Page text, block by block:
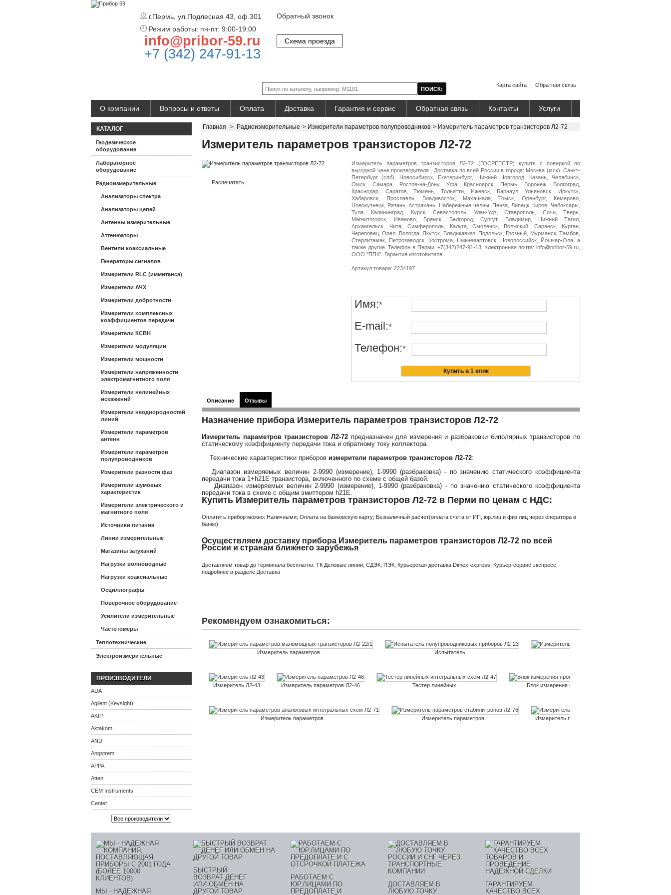
г.Пермь, ул.Подлесная 43, оф.301
Режим работы: пн-пт: 9:00-19:00
info@pribor-59.ru
+7 (342) 247-91-13
Обратный звонок
Схема проезда
Обратная связь
Карта сайта
О компании Вопросы и ответы Оплата Доставка Гарантия и сервис Обратная связь Контакты Услуги
КАТАЛОГ
Геодезическое
оборудование
Лабораторное
оборудование
Радиоизмерительные
Анализаторы спектра
Анализаторы цепей
Антенны измерительные
Аттенюаторы
Вентили коаксиальные
Генераторы сигналов
Измерители RLC (иммитанса)
Измерители АЧХ
Измерители добротности
Измерители комплексных
коэффициентов передачи
Измерители КСВН
Измерители модуляции
Измерители мощности
Измерители напряженности
электромагнитного поля
Измерители нелинейных
искажений
Измерители неоднородностей
линий
Измерители параметров
антенн
Измерители параметров
полупроводников
Измерители разности фаз
Измерители шумовых
характеристик
Измерители электрического и
магнитного поля
Источники питания
Линии измерительные
Магазины затуханий
Нагрузки волноводные
Нагрузки коаксиальные
Осциллографы
Поверочное оборудование
Усилители измерительные
Частотомеры
Теплотехнические
Электроизмерительные
ПРОИЗВОДИТЕЛИ
ADA
Agilent (Keysight)
AKIP
Aktakom
AND
Angstrem
APPA
Atten
CEM Instruments
Center
Главная > Радиоизмерительные > Измерители параметров полупроводников > Измеритель параметров транзисторов Л2-72
Измеритель параметров транзисторов Л2-72
Распечатать
Измеритель параметров транзисторов Л2-72 (ГОСРЕЕСТР) купить с поверкой по
выгодной цене производителя . Доставка по всей России в города: Москва (мск), Санкт-
Петербург (спб), Новосибирск, Екатеринбург, Нижний Новгород, Казань, Челябинск,
Омск, Самара, Ростов-на-Дону, Уфа, Красноярск, Пермь, Воронеж, Волгоград,
Краснодар, Саратов, Тюмень, Тольятти, Ижевск, Барнаул, Ульяновск, Иркутск,
Хабаровск, Ярославль, Владивосток, Махачкала, Томск, Оренбург, Кемерово,
Новокузнецк, Рязань, Астрахань, Набережные челны, Пенза, Липецк, Киров, Чебоксары,
Тула, Калининград, Курск, Севастополь, Улан-Удэ, Ставрополь, Сочи, Тверь,
Магнитогорск, Иваново, Брянск, Белгород, Сургут, Владимир, Нижний Тагил,
Архангельск, Чита, Симферополь, Калуга, Смоленск, Волжский, Саранск, Курган,
Череповец, Орел, Вологда, Якутск, Владикавказ, Подольск, Грозный, Мурманск, Тамбов,
Стерлитамак, Петрозаводск, Кострома, Нижневартовск, Новороссийск, Йошкар-Ола, а
также другие. Телефон в Перми: +7(342)247-91-13, электронная почта: info@pribor-59.ru,
ООО "ППК". Гарантия изготовителя.
Артикул товара: 2234197
Имя:*
E-mail:*
Телефон:*
Описание Отзывы
Назначение прибора Измеритель параметров транзисторов Л2-72
Измеритель параметров транзисторов Л2-72предназначен для измерения и разбраковки биполярных транзисторов по
статическому коэффициенту передачи тока и обратному току коллектора.
Технические характеристики приборов измерители параметров транзисторов Л2-72:
Диапазон измеряемых величин 2-9990 (измерение), 1-9990 (разбраковка) - по значению статического коэффициента
передачи тока 1+h21Е транзистора, включенного по схеме с общей базой.
Диапазон измеряемых величин 2-9990 (измерение), 1-9990 (разбраковка) - по значению статического коэффициента
передачи тока в схеме с общим эмиттером h21Е.
Купить Измеритель параметров транзисторов Л2-72 в Перми по ценам с НДС:
Оплатить прибор можно: Наличными; Оплата на банковскую карту; Безналичный расчет(оплата счета от ИП, юр.лиц и физ.лиц через оператора в
банке)
Осуществляем доставку прибора Измеритель параметров транзисторов Л2-72 по всей
России и странам ближнего зарубежья
Доставляем товар до терминала бесплатно: ТК Деловые линии; СДЭК; ПЭК; Курьерская доставка Dimex-express, Курьер-сервис экспресс,
подробнее в разделе Доставка
Рекомендуем ознакомиться:
Измеритель параметров... Испытатель...
Измеритель Л2-43 Измеритель параметров Л2-46 Тестер линейных... Блок измерения пропускания...
Измеритель параметров... Измеритель параметров... Измеритель параметров Л2-77
МЫ - НАДЕЖНАЯ
БЫСТРЫЙ
ВОЗВРАТ ДЕНЕГ
ИЛИ ОБМЕН НА
ДРУГОЙ ТОВАР
РАБОТАЕМ С
ЮР.ЛИЦАМИ ПО
ПРЕДОПЛАТЕ И
ДОСТАВЛЯЕМ В
ЛЮБУЮ ТОЧКУ
ГАРАНТИРУЕМ
КАЧЕСТВО ВСЕХ